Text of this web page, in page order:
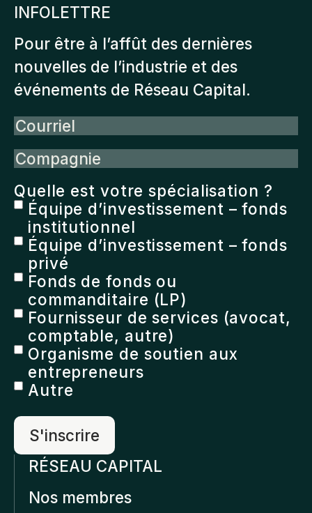
INFOLETTRE
Pour être à l’affût des dernières
nouvelles de l’industrie et des
événements de Réseau Capital.
Courriel
Compagnie
Quelle est votre spécialisation ?
Équipe d’investissement – fonds
institutionnel
Équipe d’investissement – fonds
privé
Fonds de fonds ou
commanditaire (LP)
Fournisseur de services (avocat,
comptable, autre)
Organisme de soutien aux
entrepreneurs
Autre
RÉSEAU CAPITAL
Nos membres